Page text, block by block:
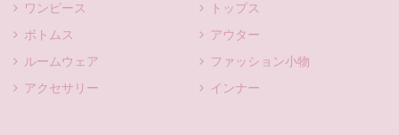
ワンピース
トップス
ボトムス
アウター
ルームウェア
ファッション小物
アクセサリー
インナー